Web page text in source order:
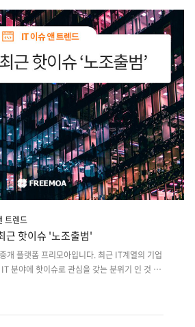
는 패션스타일링 및 코디 매칭앱서비스 디자인
류 ERP 웹시스템 구축 개발인원 충원6. 지도
공 웹+android앱 개발7. 기업형웹 리뉴얼 및 근
업무8. 틀림그..
트렌드
근 핫이슈 '노조출범'
개 플랫폼 프리모아입니다. 최근 IT계열의 기업
분야에 핫이슈로 관심을 갖는 분위기 인 것 같
통신기술 관련된 업체들은 흔히 한 프로젝트
런치모드(퇴근 없이 장시간 업무를 진행하는